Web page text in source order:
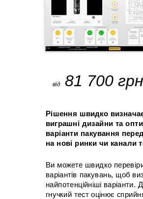
Рішення швидко
виграшні дизайни та
варіанти пакування
на нові ринки чи канали
Ви можете швидко
варіантів пакувань, щоб
найпотенційніші варіанти.
гнучкий тест оцінює
від 81 700 грн